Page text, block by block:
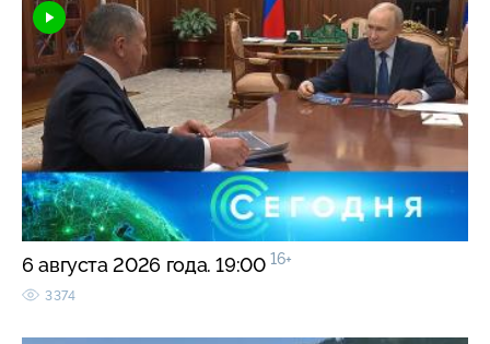
6 августа 2026 года. 19:00 16+
3374